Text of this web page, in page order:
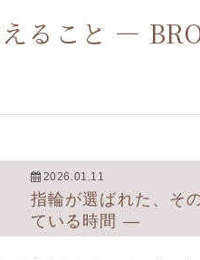
ること ―
2026.01.11
指輪が選ばれた、そ
ている時間 ―